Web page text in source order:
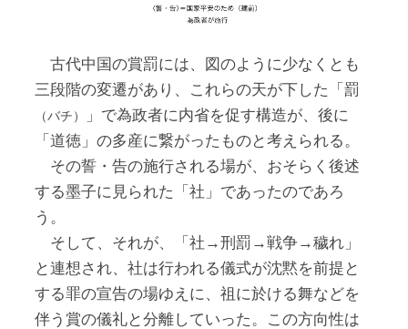
古代中国の賞罰には、図のように少なくとも
三段階の変遷があり、これらの天が下した「罰
（バチ）
」で為政者に内省を促す構造が、後に
「道徳」の多産に繋がったものと考えられる。
その誓・告の施行される場が、おそらく後述
する墨子に見られた「社」であったのであろ
う。
そして、それが、「社→刑罰→戦争→穢れ」
と連想され、社は行われる儀式が沈黙を前提と
する罪の宣告の場ゆえに、祖に於ける舞などを
伴う賞の儀礼と分離していった。この方向性は